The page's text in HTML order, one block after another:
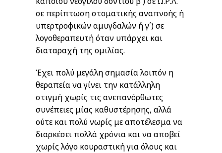
σε περίπτωση στοματικής αναπνοής ή
υπερτροφικών αμυγδαλών ή γ΄) σε
λογοθεραπευτή όταν υπάρχει και
διαταραχή της ομιλίας.
Έχει πολύ μεγάλη σημασία λοιπόν η
θεραπεία να γίνει την κατάλληλη
στιγμή χωρίς τις ανεπανόρθωτες
συνέπειες μίας καθυστέρησης, αλλά
ούτε και πολύ νωρίς με αποτέλεσμα να
διαρκέσει πολλά χρόνια και να αποβεί
χωρίς λόγο κουραστική για όλους και